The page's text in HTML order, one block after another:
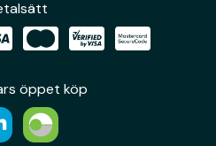
öppet köp